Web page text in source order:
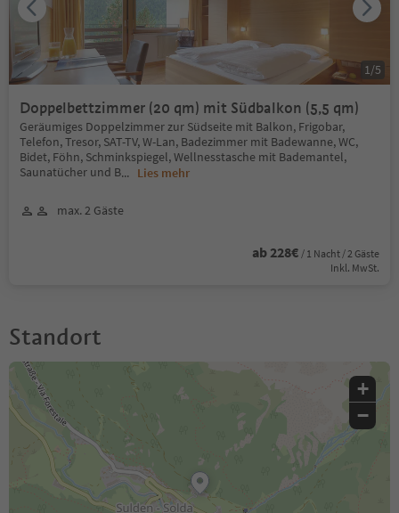
Doppelbettzimmer (20 qm) mit Südbalkon (5,5 qm)
Geräumiges Doppelzimmer zur Südseite mit Balkon, Frigobar,
Telefon, Tresor, SAT-TV, W-Lan, Badezimmer mit Badewanne, WC,
Bidet, Föhn, Schminkspiegel, Wellnesstasche mit Bademantel,
Saunatücher und B... Lies mehr
max. 2 Gäste
ab 228€ / 1 Nacht / 2 Gäste
Inkl. MwSt.
1/5
Standort
+
−